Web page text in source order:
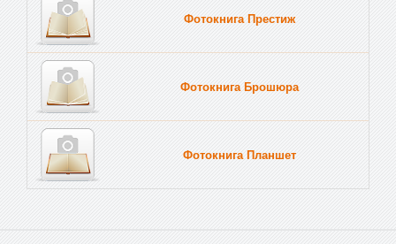
Фотокнига Престиж
Фотокнига Брошюра
Фотокнига Планшет